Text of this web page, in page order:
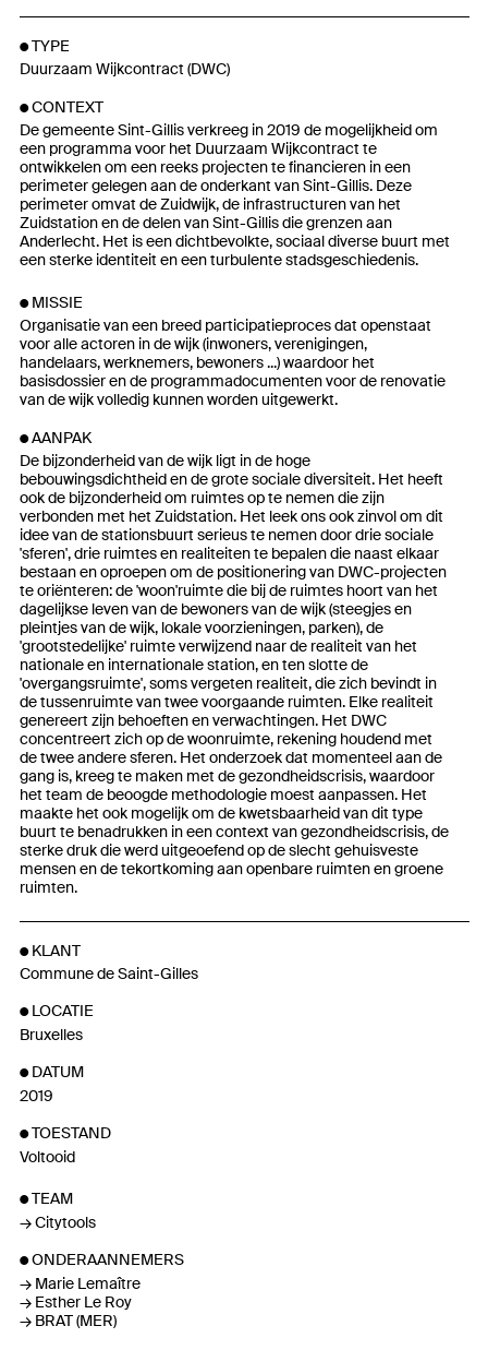
TYPE
Duurzaam Wijkcontract (DWC)
CONTEXT
De gemeente Sint-Gillis verkreeg in 2019 de mogelijkheid om
een programma voor het Duurzaam Wijkcontract te
ontwikkelen om een reeks projecten te financieren in een
perimeter gelegen aan de onderkant van Sint-Gillis. Deze
perimeter omvat de Zuidwijk, de infrastructuren van het
Zuidstation en de delen van Sint-Gillis die grenzen aan
Anderlecht. Het is een dichtbevolkte, sociaal diverse buurt met
een sterke identiteit en een turbulente stadsgeschiedenis.
MISSIE
Organisatie van een breed participatieproces dat openstaat
voor alle actoren in de wijk (inwoners, verenigingen,
handelaars, werknemers, bewoners ...) waardoor het
basisdossier en de programmadocumenten voor de renovatie
van de wijk volledig kunnen worden uitgewerkt.
AANPAK
De bijzonderheid van de wijk ligt in de hoge
bebouwingsdichtheid en de grote sociale diversiteit. Het heeft
ook de bijzonderheid om ruimtes op te nemen die zijn
verbonden met het Zuidstation. Het leek ons ook zinvol om dit
idee van de stationsbuurt serieus te nemen door drie sociale
'sferen', drie ruimtes en realiteiten te bepalen die naast elkaar
bestaan en oproepen om de positionering van DWC-projecten
te oriënteren: de 'woon'ruimte die bij de ruimtes hoort van het
dagelijkse leven van de bewoners van de wijk (steegjes en
pleintjes van de wijk, lokale voorzieningen, parken), de
'grootstedelijke' ruimte verwijzend naar de realiteit van het
nationale en internationale station, en ten slotte de
'overgangsruimte', soms vergeten realiteit, die zich bevindt in
de tussenruimte van twee voorgaande ruimten. Elke realiteit
genereert zijn behoeften en verwachtingen. Het DWC
concentreert zich op de woonruimte, rekening houdend met
de twee andere sferen. Het onderzoek dat momenteel aan de
gang is, kreeg te maken met de gezondheidscrisis, waardoor
het team de beoogde methodologie moest aanpassen. Het
maakte het ook mogelijk om de kwetsbaarheid van dit type
buurt te benadrukken in een context van gezondheidscrisis, de
sterke druk die werd uitgeoefend op de slecht gehuisveste
mensen en de tekortkoming aan openbare ruimten en groene
ruimten.
KLANT
Commune de Saint-Gilles
LOCATIE
Bruxelles
DATUM
2019
TOESTAND
Voltooid
TEAM
Citytools
ONDERAANNEMERS
Marie Lemaître
Esther Le Roy
BRAT (MER)